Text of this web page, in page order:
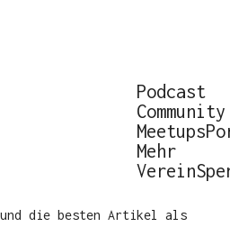
Podcast
Community
Meetups
Mehr
Verein
die besten Artikel als